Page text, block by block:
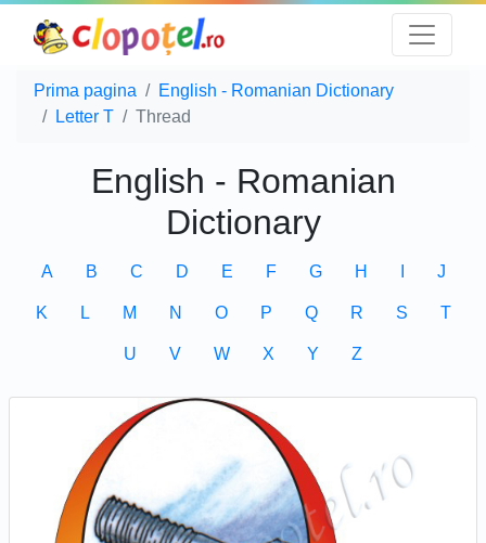
Prima pagina
English - Romanian Dictionary
Letter T
Thread
English - Romanian
Dictionary
A B C D E F G H J
K L M N O P Q R S T
U V W X Y Z